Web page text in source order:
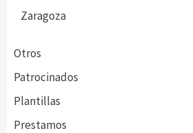
Zaragoza
Otros
Patrocinados
Plantillas
Prestamos